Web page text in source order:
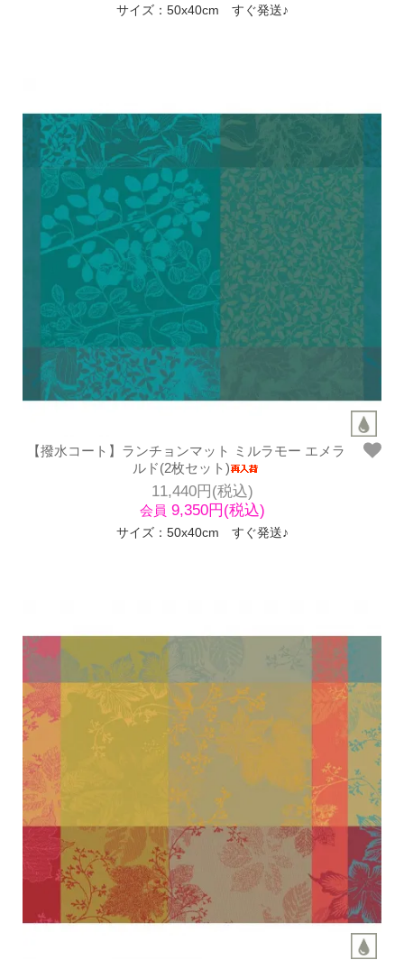
サイズ：50x40cm すぐ発送♪
【撥水コート】ランチョンマット ミルラモー エメラ
ルド(2枚セット)
11,440円(税込)
会員 9,350円(税込)
サイズ：50x40cm すぐ発送♪